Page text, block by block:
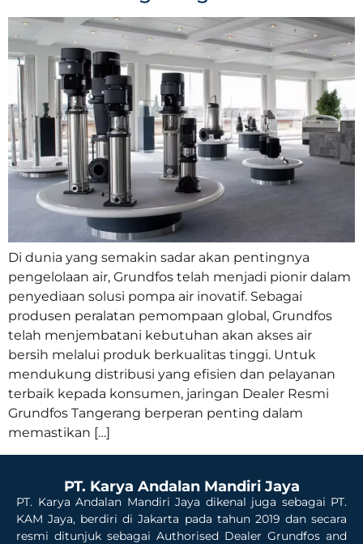
Di dunia yang semakin sadar akan pentingnya
pengelolaan air, Grundfos telah menjadi pionir dalam
penyediaan solusi pompa air inovatif. Sebagai
produsen peralatan pemompaan global, Grundfos
telah menjembatani kebutuhan akan akses air
bersih melalui produk berkualitas tinggi. Untuk
mendukung distribusi yang efisien dan pelayanan
terbaik kepada konsumen, jaringan Dealer Resmi
Grundfos Tangerang berperan penting dalam
memastikan […]
PT. Karya Andalan Mandiri Jaya
PT. Karya Andalan Mandiri Jaya dikenal juga sebagai PT.
KAM Jaya, berdiri di Jakarta pada tahun 2019 dan secara
resmi ditunjuk sebagai Authorised Dealer Grundfos and